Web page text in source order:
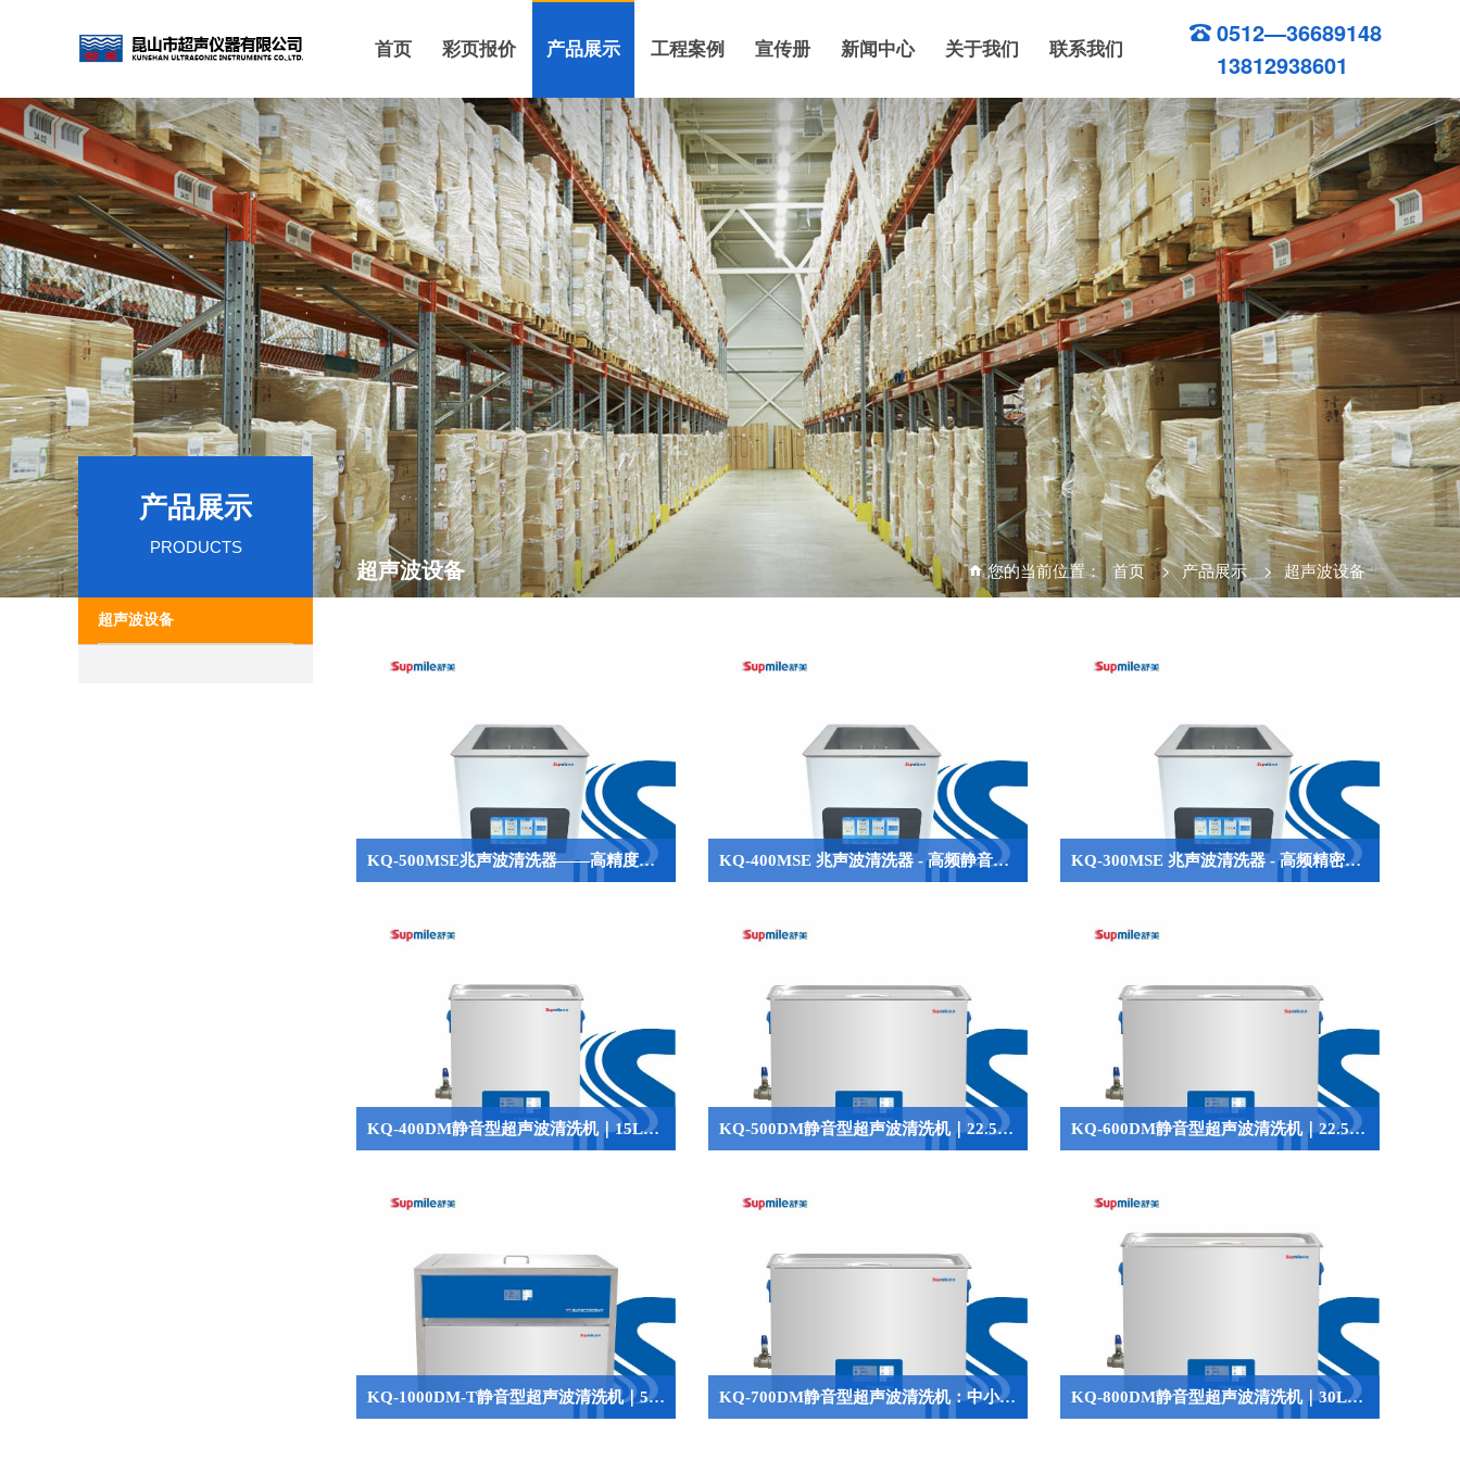
首页 彩页报价 产品展示 工程案例 宣传册 新闻中心 关于我们 联系我们
0512—36689148
13812938601
产品展示
PRODUCTS
超声波设备
超声波设备 您的当前位置： 首页 > 产品展示 > 超声波设备
KQ-500MSE兆声波清洗器——高精度静音超声波清洗设备，适用于半导体与高端精密器件 KQ-400MSE 兆声波清洗器 - 高频静音精密清洗设备，适用于半导体与微电子领域 KQ-300MSE 兆声波清洗器 - 高频精密超声清洗技术革新典范，适用于半导体与微纳制造行业
KQ-400DM静音型超声波清洗机｜15L低噪音精密清洗设备 KQ-500DM静音型超声波清洗机｜22.5L低噪音精密清洗设备 KQ-600DM静音型超声波清洗机｜22.5L低噪音精密清洗设备
KQ-1000DM-T静音型超声波清洗机｜54L大容量低噪音精密清洗设备 KQ-700DM静音型超声波清洗机：中小容量清洗场景的高效之选 KQ-800DM静音型超声波清洗机｜30L低噪音工业精密清洗设备

QQ